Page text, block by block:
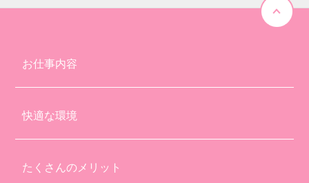
お仕事内容
快適な環境
たくさんのメリット